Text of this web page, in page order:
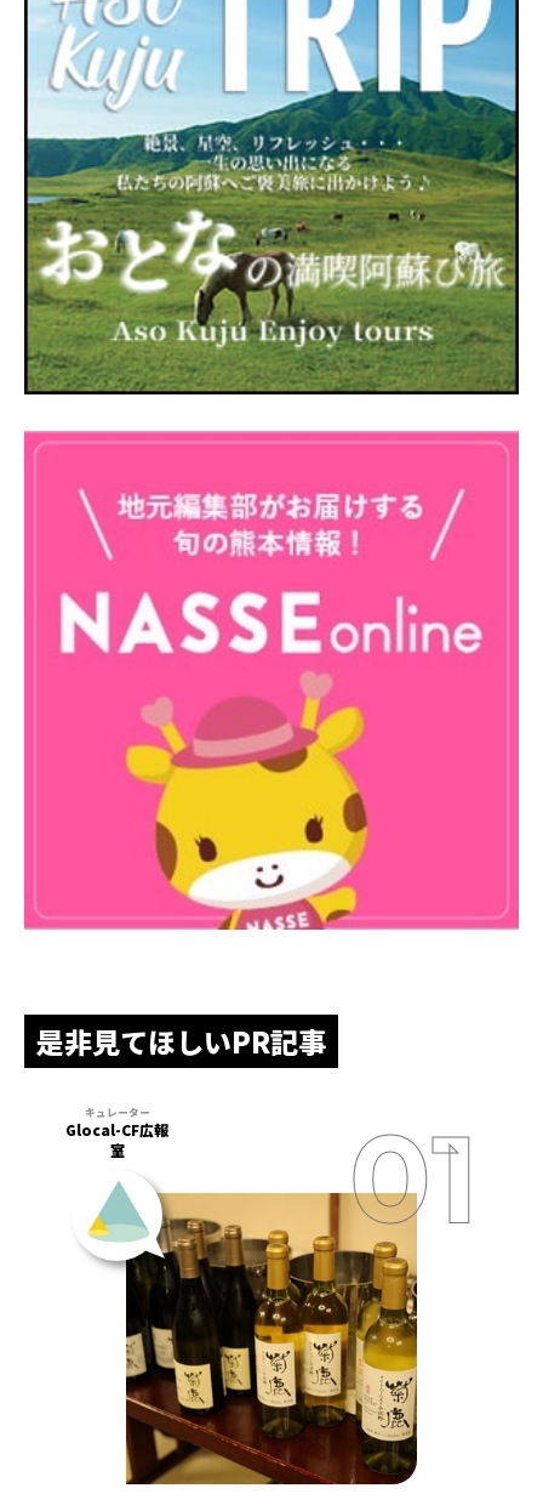
是非見てほしいPR記事
Glocal-CF広報
室